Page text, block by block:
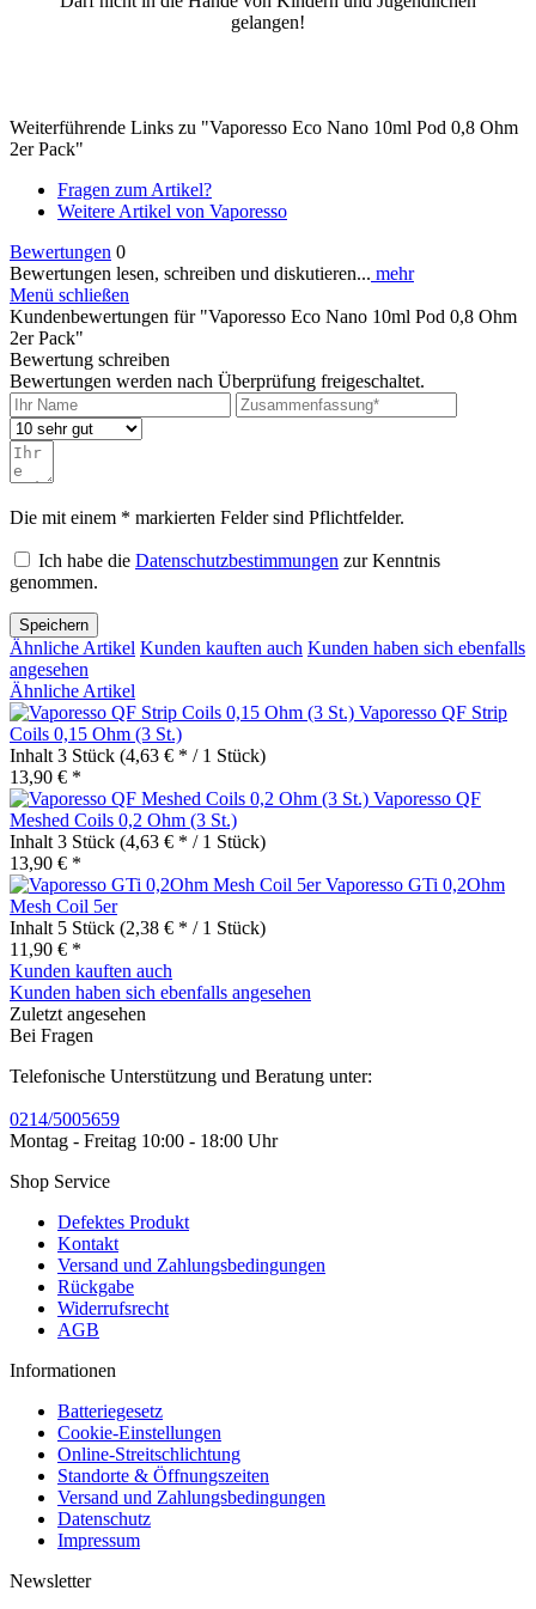
gelangen!
Weiterführende Links zu "Vaporesso Eco Nano 10ml Pod 0,8 Ohm
2er Pack"
Fragen zum Artikel?
Weitere Artikel von Vaporesso
Bewertungen 0
Bewertungen lesen, schreiben und diskutieren... mehr
Menü schließen
Kundenbewertungen für "Vaporesso Eco Nano 10ml Pod 0,8 Ohm
2er Pack"
Bewertung schreiben
Bewertungen werden nach Überprüfung freigeschaltet.
Die mit einem * markierten Felder sind Pflichtfelder.
Ich habe die Datenschutzbestimmungen zur Kenntnis
genommen.
Speichern
Ähnliche Artikel Kunden kauften auch Kunden haben sich ebenfalls
angesehen
Ähnliche Artikel
Vaporesso QF Strip
Coils 0,15 Ohm (3 St.)
Inhalt 3 Stück (4,63 € * / 1 Stück)
13,90 € *
Vaporesso QF
Meshed Coils 0,2 Ohm (3 St.)
Inhalt 3 Stück (4,63 € * / 1 Stück)
13,90 € *
Vaporesso GTi 0,2Ohm
Mesh Coil 5er
Inhalt 5 Stück (2,38 € * / 1 Stück)
11,90 € *
Kunden kauften auch
Kunden haben sich ebenfalls angesehen
Zuletzt angesehen
Bei Fragen
Telefonische Unterstützung und Beratung unter:
0214/5005659
Montag - Freitag 10:00 - 18:00 Uhr
Shop Service
Defektes Produkt
Kontakt
Versand und Zahlungsbedingungen
Rückgabe
Widerrufsrecht
AGB
Informationen
Batteriegesetz
Cookie-Einstellungen
Online-Streitschlichtung
Standorte & Öffnungszeiten
Versand und Zahlungsbedingungen
Datenschutz
Impressum
Newsletter